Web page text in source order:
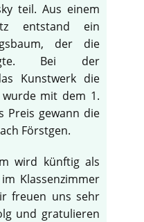
teil. Aus einem
entstand ein
der die
Bei der
Kunstwerk die
mit dem 1.
Preis gewann die
Förstgen.
wird künftig als
Klassenzimmer
freuen uns sehr
und gratulieren